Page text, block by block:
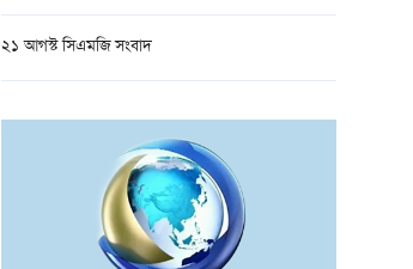
২১ আগস্ট সিএমজি সংবাদ